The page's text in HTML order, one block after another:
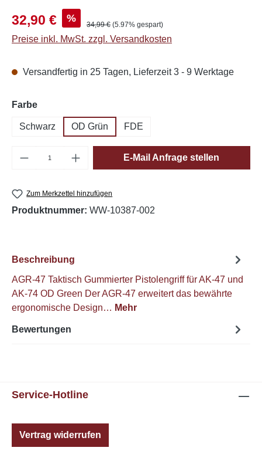
Verkaufspreis:
32,90 € % Regulärer Preis:
34,99 € (5.97% gespart)
Preise inkl. MwSt. zzgl. Versandkosten
Versandfertig in 25 Tagen, Lieferzeit 3 - 9 Werktage
Farbeauswählen
Schwarz OD Grün FDE
Produkt Anzahl: Gib den gewünschten
E-Mail Anfrage stellen
Zum Merkzettel hinzufügen
Produktnummer: WW-10387-002
Beschreibung
AGR-47 Taktisch Gummierter Pistolengriff für AK-47 und
AK-74 OD Green Der AGR-47 erweitert das bewährte
ergonomische Design… Mehr
Bewertungen
Service-Hotline
Vertrag widerrufen